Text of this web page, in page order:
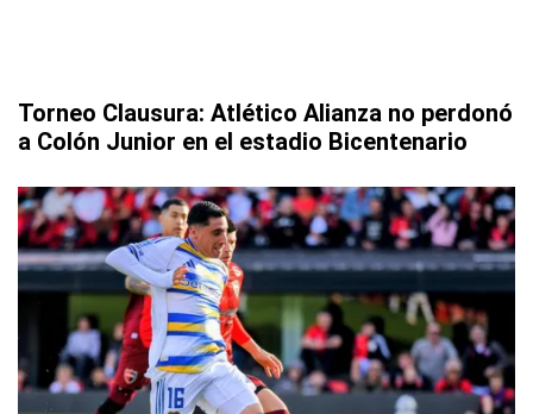
Torneo Clausura: Atlético Alianza no perdonó
a Colón Junior en el estadio Bicentenario